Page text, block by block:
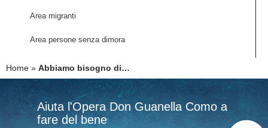
Area migranti
Area persone senza dimora
Home » Abbiamo bisogno di…
Aiuta l'Opera Don Guanella Como a
fare del bene